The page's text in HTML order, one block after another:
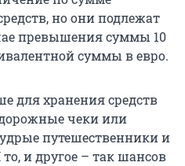
но они подлежат
превышения суммы 10
суммы в евро.
для хранения средств
чеки или
путешественники и
и другое – так шансов